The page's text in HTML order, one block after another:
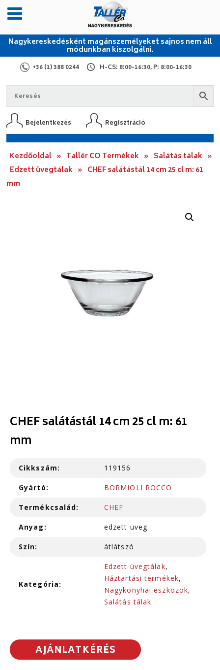
Nagykereskedésként magánszemélyeket sajnos nem áll
módunkban kiszolgálni.
+36 (1) 388 0244 H-CS: 8:00-16:30, P: 8:00-16:30
Bejelentkezés Regisztráció
Kezdőoldal » Tallér CO Termékek » Salátás tálak »
Edzett üvegtálak » CHEF salátástál 14 cm 25 cl m: 61
mm
CHEF salátástál 14 cm 25 cl m: 61
mm
Cikkszám: 119156
Gyártó: BORMIOLI ROCCO
Termékcsalád: CHEF
Anyag: edzett üveg
Szín: átlátszó
Kategória:
Edzett üvegtálak,
Háztartási termékek,
Nagykonyhai eszközök,
Salátás tálak
AJÁNLATKÉRÉS